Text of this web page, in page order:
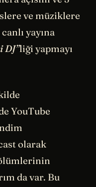
ve müziklere
yayına
DJ”liği yapmayı
YouTube
olarak
da var. Bu